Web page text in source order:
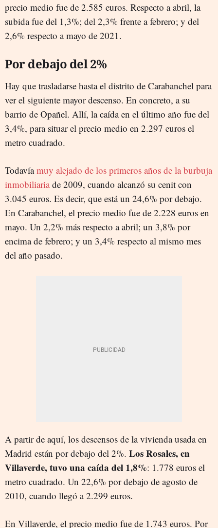
precio medio fue de 2.585 euros. Respecto a abril, la
subida fue del 1,3%; del 2,3% frente a febrero; y del
2,6% respecto a mayo de 2021.
Por debajo del 2%
Hay que trasladarse hasta el distrito de Carabanchel para
ver el siguiente mayor descenso. En concreto, a su
barrio de Opañel. Allí, la caída en el último año fue del
3,4%, para situar el precio medio en 2.297 euros el
metro cuadrado.
Todavíamuy alejado de los primeros años de la burbuja
inmobiliariade 2009, cuando alcanzó su cenit con
3.045 euros. Es decir, que está un 24,6% por debajo.
En Carabanchel, el precio medio fue de 2.228 euros en
mayo. Un 2,2% más respecto a abril; un 3,8% por
encima de febrero; y un 3,4% respecto al mismo mes
del año pasado.
A partir de aquí, los descensos de la vivienda usada en
Madrid están por debajo del 2%. Los Rosales, en
Villaverde, tuvo una caída del 1,8%: 1.778 euros el
metro cuadrado. Un 22,6% por debajo de agosto de
2010, cuando llegó a 2.299 euros.
En Villaverde, el precio medio fue de 1.743 euros. Por